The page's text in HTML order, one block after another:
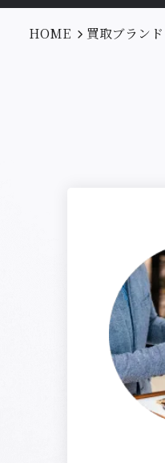
HOME 買取ブランド